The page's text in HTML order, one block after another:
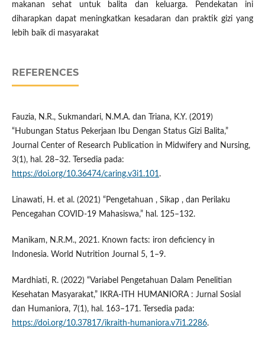
makanan sehat untuk balita dan keluarga. Pendekatan ini
diharapkan dapat meningkatkan kesadaran dan praktik gizi yang
lebih baik di masyarakat
REFERENCES
Fauzia, N.R., Sukmandari, N.M.A. dan Triana, K.Y. (2019)
“Hubungan Status Pekerjaan Ibu Dengan Status Gizi Balita,”
Journal Center of Research Publication in Midwifery and Nursing,
3(1), hal. 28–32. Tersedia pada:
https://doi.org/10.36474/caring.v3i1.101.
Linawati, H. et al. (2021) “Pengetahuan , Sikap , dan Perilaku
Pencegahan COVID-19 Mahasiswa,” hal. 125–132.
Manikam, N.R.M., 2021. Known facts: iron deficiency in
Indonesia. World Nutrition Journal 5, 1–9.
Mardhiati, R. (2022) “Variabel Pengetahuan Dalam Penelitian
Kesehatan Masyarakat,” IKRA-ITH HUMANIORA : Jurnal Sosial
dan Humaniora, 7(1), hal. 163–171. Tersedia pada:
https://doi.org/10.37817/ikraith-humaniora.v7i1.2286.